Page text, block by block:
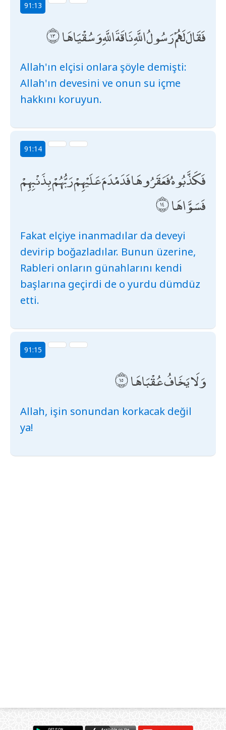
91:13
فَقَالَ لَهُمْ رَسُولُ اللَّهِ نَاقَةَ اللَّهِ وَسُقْيَاهَا
Allah'ın elçisi onlara şöyle demişti:
Allah'ın devesini ve onun su içme
hakkını koruyun.
91:14
فَكَذَّبُوهُ فَعَقَرُوهَا فَدَمْدَمَ عَلَيْهِمْ رَبُّهُمْ بِذَنْبِهِمْ
فَسَوَّاهَا
Fakat elçiye inanmadılar da deveyi
devirip boğazladılar. Bunun üzerine,
Rableri onların günahlarını kendi
başlarına geçirdi de o yurdu dümdüz
etti.
91:15
وَلَا يَخَافُ عُقْبَاهَا
Allah, işin sonundan korkacak değil
ya!